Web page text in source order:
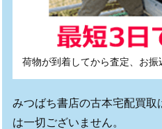
荷物が到着してから査定、お振
みつばち書店の古本宅配買取
は一切ございません。